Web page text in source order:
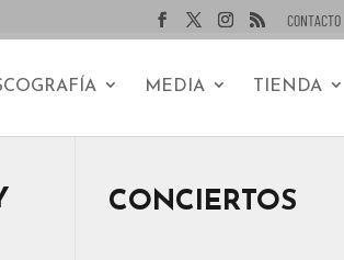
CONTACTO
MEDIA TIENDA
CONCIERTOS